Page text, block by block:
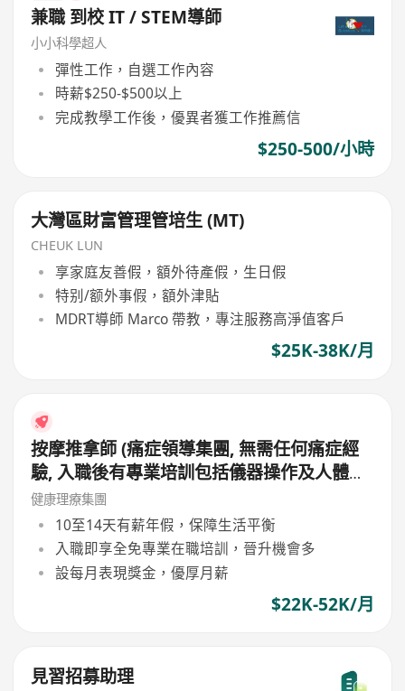
兼職 到校 IT / STEM導師
小小科學超人
彈性工作，自選工作內容
時薪$250-$500以上
完成教學工作後，優異者獲工作推薦信
$250-500/小時
大灣區財富管理管培生 (MT)
CHEUK LUN
享家庭友善假，額外待產假，生日假
特别/额外事假，額外津貼
MDRT導師 Marco 帶教，專注服務高淨值客戶
$25K-38K/月
按摩推拿師 (痛症領導集團, 無需任何痛症經
驗, 入職後有專業培訓包括儀器操作及人體經
絡等, 培訓費用全免, 可提升自己儀器技術及
知識)
健康理療集團
10至14天有薪年假，保障生活平衡
入職即享全免專業在職培訓，晉升機會多
設每月表現獎金，優厚月薪
$22K-52K/月
見習招募助理